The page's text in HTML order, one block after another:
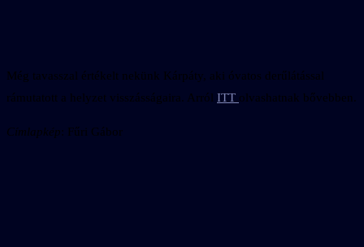
Még tavasszal értékelt nekünk Kárpáty, aki óvatos derűlátással
rámutatott a helyzet visszásságaira. Arról ITT olvashatnak bővebben.
Címlapkép: Fűri Gábor